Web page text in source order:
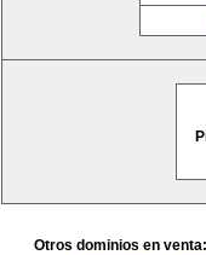
Otros dominios en venta: